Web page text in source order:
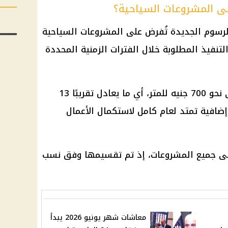
المشروعات السياحية؟
الجديدة تُفرض على المشروعات السياحية
المطلوبة خلال الفترات الزمنية المحددة
ويصل متوسط الرسوم الجديدة إلى نحو 700 جنيه للمتر، أي ما يعادل تقريبًا 13
تمتد لعام كامل لاستكمال الأعمال
جميع المشروعات، إذ تم تقسيمها وفق نسب
معاشات شهر يونيو 2026 يبدأ